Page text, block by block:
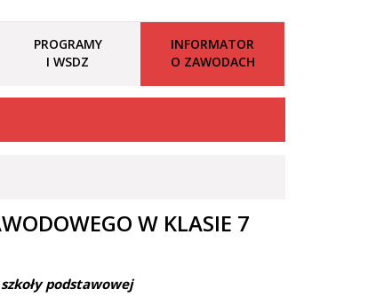
PROGRAMY
I WSDZ
INFORMATOR
O ZAWODACH
W KLASIE 7
podstawowej